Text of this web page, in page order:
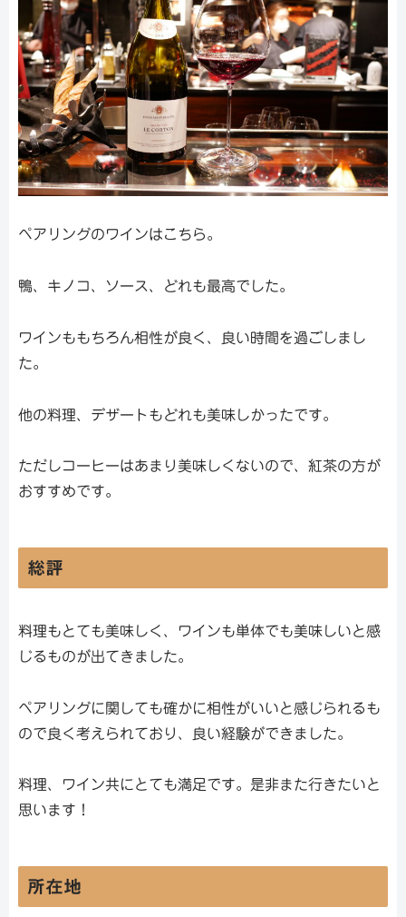
ペアリングのワインはこちら。
鴨、キノコ、ソース、どれも最高でした。
ワインももちろん相性が良く、良い時間を過ごしまし
た。
他の料理、デザートもどれも美味しかったです。
ただしコーヒーはあまり美味しくないので、紅茶の方が
おすすめです。
総評
料理もとても美味しく、ワインも単体でも美味しいと感
じるものが出てきました。
ペアリングに関しても確かに相性がいいと感じられるも
ので良く考えられており、良い経験ができました。
料理、ワイン共にとても満足です。是非また行きたいと
思います！
所在地